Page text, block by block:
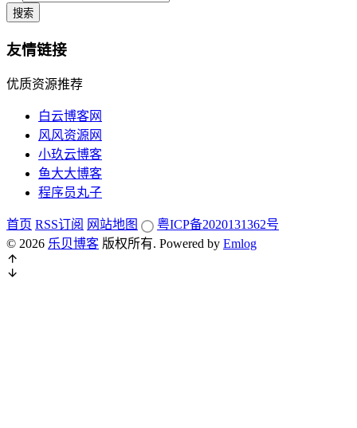
搜索
友情链接
优质资源推荐
白云博客网
风风资源网
小玖云博客
鱼大大博客
程序员丸子
首页 RSS订阅 网站地图
粤ICP备2020131362号
© 2026 乐贝博客 版权所有. Powered by Emlog